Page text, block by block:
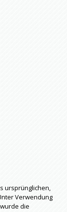
ursprünglichen,
Verwendung
die